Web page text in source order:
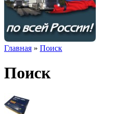
Главная » Поиск
Поиск